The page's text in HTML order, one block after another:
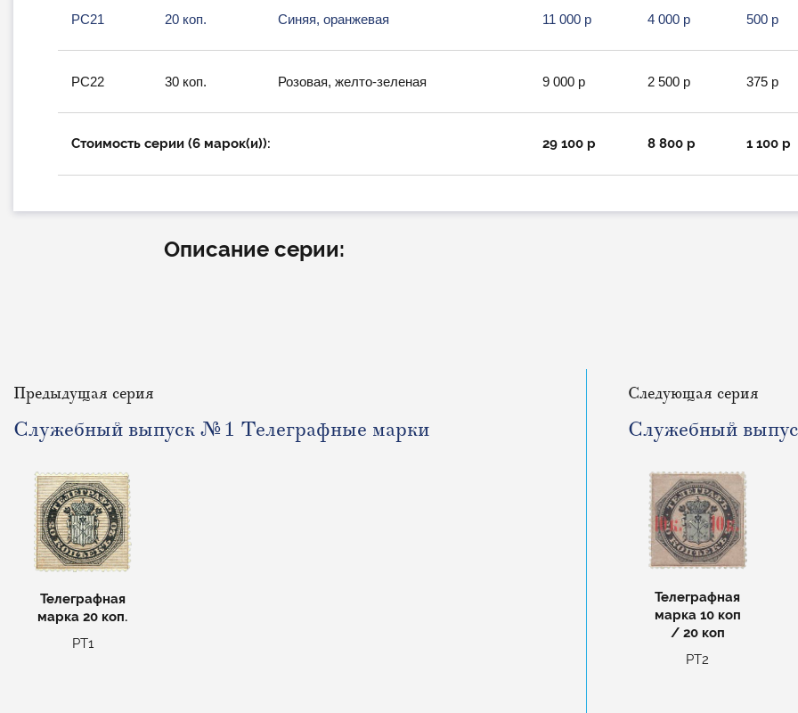
РС21 20 коп. Синяя, оранжевая 11 000 р 4 000 р 500 р
РС22 30 коп. Розовая, желто-зеленая 9 000 р 2 500 р 375 р
Стоимость серии (6 марок(и)): 29 100 р 8 800 р 1 100 р
Описание серии:
Предыдущая серия
Служебный выпуск №1 Телеграфные марки
Телеграфная
марка 20 коп.
РТ1
Следующая серия
Служебный
Телеграфная
марка 10 коп
/ 20 коп
РТ2